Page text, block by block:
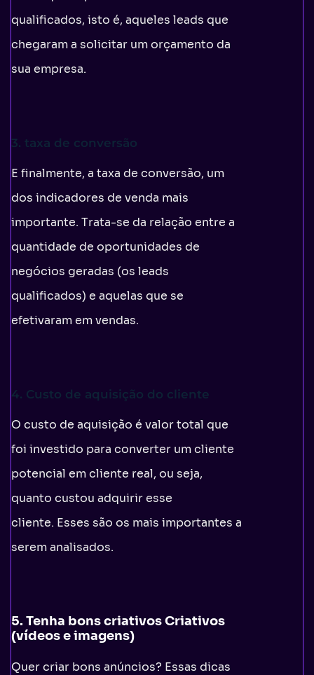
qualificados, isto é, aqueles leads que
chegaram a solicitar um orçamento da
sua empresa.
3. taxa de conversão
E finalmente, a taxa de conversão, um
dos indicadores de venda mais
importante. Trata-se da relação entre a
quantidade de oportunidades de
negócios geradas (os leads
qualificados) e aquelas que se
efetivaram em vendas.
4. Custo de aquisição do cliente
O custo de aquisição é valor total que
foi investido para converter um cliente
potencial em cliente real, ou seja,
quanto custou adquirir esse
cliente. Esses são os mais importantes a
serem analisados.
5. Tenha bons criativos Criativos
(vídeos e imagens)
Quer criar bons anúncios? Essas dicas